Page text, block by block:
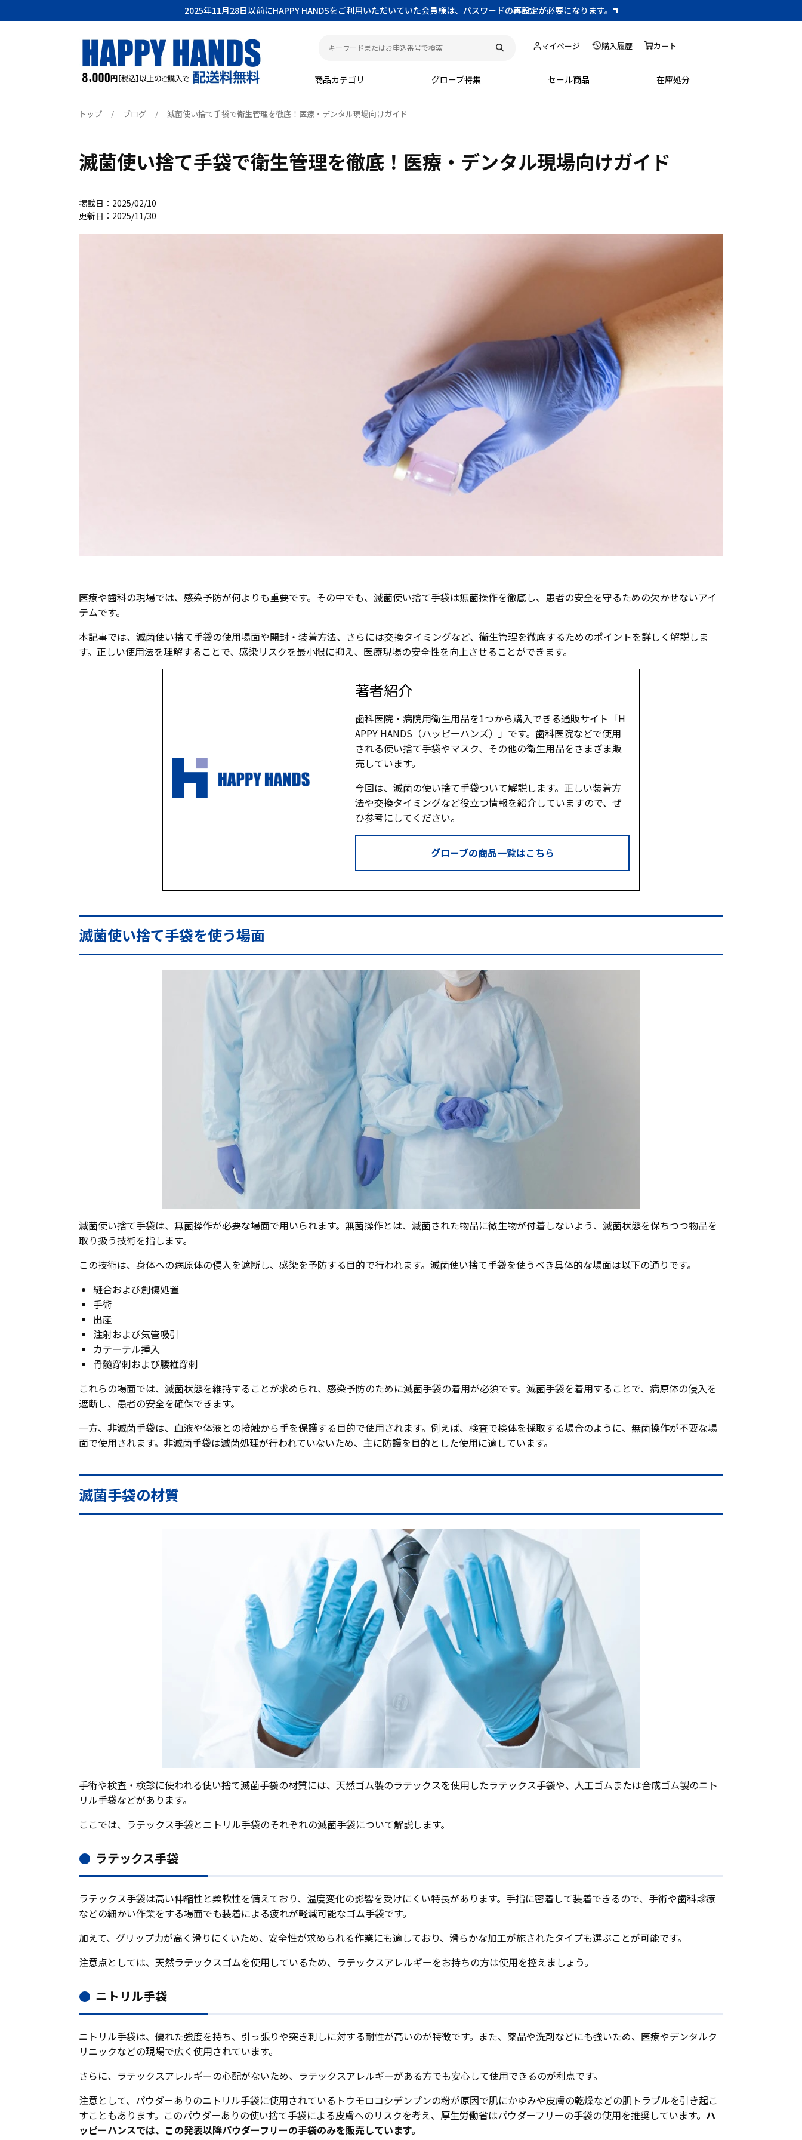
2025年11月28日以前にHAPPY HANDSをご利用いただいていた会員様は、パスワードの再設定が必要になります。
マイページ 購入履歴 カート
商品カテゴリ グローブ特集 セール商品 在庫処分
トップ / ブログ / 滅菌使い捨て手袋で衛生管理を徹底！医療・デンタル現場向けガイド
滅菌使い捨て手袋で衛生管理を徹底！医療・デンタル現場向けガイド
掲載日：2025/02/10
更新日：2025/11/30
医療や歯科の現場では、感染予防が何よりも重要です。その中でも、滅菌使い捨て手袋は無菌操作を徹底し、患者の安全を守るための欠かせないアイ
テムです。
本記事では、滅菌使い捨て手袋の使用場面や開封・装着方法、さらには交換タイミングなど、衛生管理を徹底するためのポイントを詳しく解説しま
す。正しい使用法を理解することで、感染リスクを最小限に抑え、医療現場の安全性を向上させることができます。
著者紹介
歯科医院・病院用衛生用品を1つから購入できる通販サイト「H
APPY HANDS（ハッピーハンズ）」です。歯科医院などで使用
される使い捨て手袋やマスク、その他の衛生用品をさまざま販
売しています。
今回は、滅菌の使い捨て手袋ついて解説します。正しい装着方
法や交換タイミングなど役立つ情報を紹介していますので、ぜ
ひ参考にしてください。
グローブの商品一覧はこちら
滅菌使い捨て手袋を使う場面
滅菌使い捨て手袋は、無菌操作が必要な場面で用いられます。無菌操作とは、滅菌された物品に微生物が付着しないよう、滅菌状態を保ちつつ物品を
取り扱う技術を指します。
この技術は、身体への病原体の侵入を遮断し、感染を予防する目的で行われます。滅菌使い捨て手袋を使うべき具体的な場面は以下の通りです。
縫合および創傷処置
手術
出産
注射および気管吸引
カテーテル挿入
骨髄穿刺および腰椎穿刺
これらの場面では、滅菌状態を維持することが求められ、感染予防のために滅菌手袋の着用が必須です。滅菌手袋を着用することで、病原体の侵入を
遮断し、患者の安全を確保できます。
一方、非滅菌手袋は、血液や体液との接触から手を保護する目的で使用されます。例えば、検査で検体を採取する場合のように、無菌操作が不要な場
面で使用されます。非滅菌手袋は滅菌処理が行われていないため、主に防護を目的とした使用に適しています。
滅菌手袋の材質
手術や検査・検診に使われる使い捨て滅菌手袋の材質には、天然ゴム製のラテックスを使用したラテックス手袋や、人工ゴムまたは合成ゴム製のニト
リル手袋などがあります。
ここでは、ラテックス手袋とニトリル手袋のそれぞれの滅菌手袋について解説します。
ラテックス手袋
ラテックス手袋は高い伸縮性と柔軟性を備えており、温度変化の影響を受けにくい特長があります。手指に密着して装着できるので、手術や歯科診療
などの細かい作業をする場面でも装着による疲れが軽減可能なゴム手袋です。
加えて、グリップ力が高く滑りにくいため、安全性が求められる作業にも適しており、滑らかな加工が施されたタイプも選ぶことが可能です。
注意点としては、天然ラテックスゴムを使用しているため、ラテックスアレルギーをお持ちの方は使用を控えましょう。
ニトリル手袋
ニトリル手袋は、優れた強度を持ち、引っ張りや突き刺しに対する耐性が高いのが特徴です。また、薬品や洗剤などにも強いため、医療やデンタルク
リニックなどの現場で広く使用されています。
さらに、ラテックスアレルギーの心配がないため、ラテックスアレルギーがある方でも安心して使用できるのが利点です。
注意として、パウダーありのニトリル手袋に使用されているトウモロコシデンプンの粉が原因で肌にかゆみや皮膚の乾燥などの肌トラブルを引き起こ
すこともあります。このパウダーありの使い捨て手袋による皮膚へのリスクを考え、厚生労働省はパウダーフリーの手袋の使用を推奨しています。 ハ
ッピーハンスでは、この発表以降パウダーフリーの手袋のみを販売しています。